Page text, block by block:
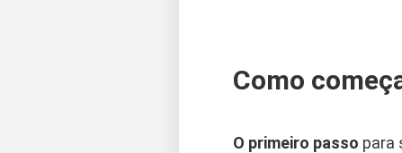
Como
O primeiro passo para